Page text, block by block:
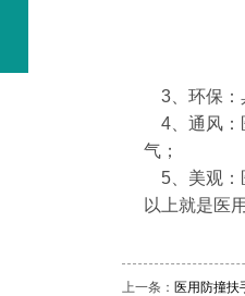
3、环保：
4、通风：
气；
5、美观：
以上就是医
上一条： 医用防撞扶